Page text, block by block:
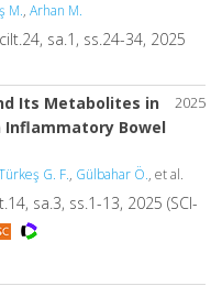
M., Arhan M.
sa.1, ss.24-34, 2025
2025
Its Metabolites in
Bowel
G. F., Gülbahar Ö., et al.
sa.3, ss.1-13, 2025 (SCI-